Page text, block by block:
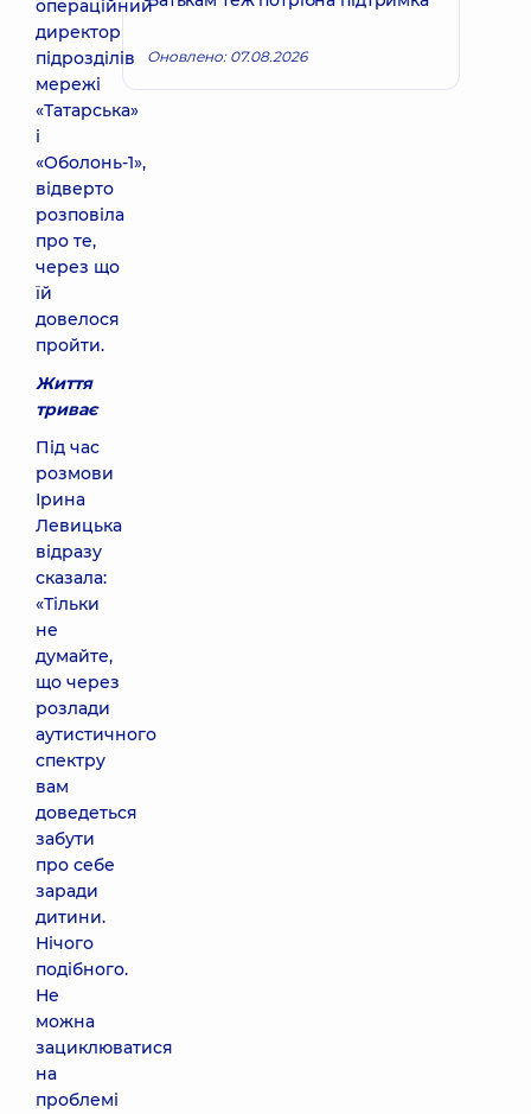
операційний
директор
підрозділів
мережі
«Татарська»
і
«Оболонь-1»,
відверто
розповіла
про те,
через що
їй
довелося
пройти.
Життя
триває
Під час
розмови
Ірина
Левицька
відразу
сказала:
«Тільки
не
думайте,
що через
розлади
аутистичного
спектру
вам
доведеться
забути
про себе
заради
дитини.
Нічого
подібного.
Не
можна
зациклюватися
на
проблемі
Оновлено: 07.08.2026